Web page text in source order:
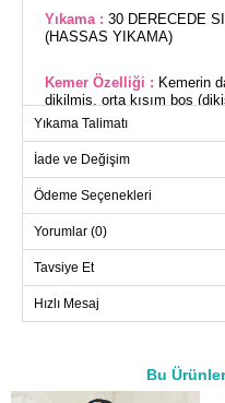
Yıkama : 30 DERECEDE
(HASSAS YIKAMA)
Kemer Özelliği : Kemerin
dikilmiş, orta kısım boş
Modelin Ölçüleri:
Basen: 85 cm, Kilo: 55 kg.
(Modelin üzerindeki ürün
Bel Kemerli Ekose Panço
şık tesettür parçalarından
ön plana çıkan bu panço,
Herhangi bir astar
kemerli tasarımıyla da
ucuna sabitlenerek
göre kullanmanız için
PANÇO
Yıkama Talimatı
İade ve Değişim
Ödeme Seçenekleri
Yorumlar (0)
Tavsiye Et
Hızlı Mesaj
Bu
a>